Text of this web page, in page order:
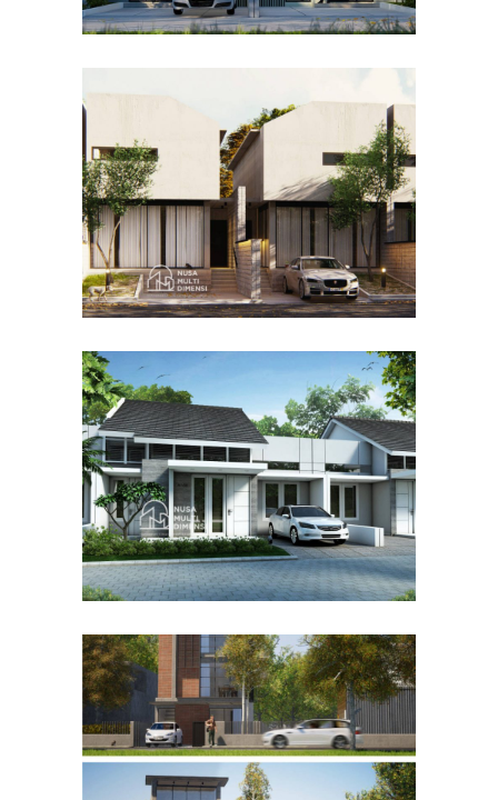
Desain Concrete House di
Cinere Depok
DESAIN RUMAH TERBAIK
Desain Cluster Graha di
Karanggan Cibubur
DESAIN RUMAH TERBAIK
Desain Rumah Bapak Husain
di Bandung
DESAIN RUMAH TERBAIK